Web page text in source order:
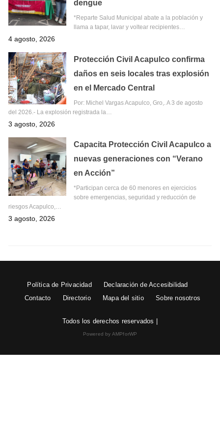
dengue
*Reparte Salud Municipal abate a la población y
llama a tapar, lavar y voltear recipientes…
4 agosto, 2026
Protección Civil Acapulco confirma
daños en seis locales tras explosión
en el Mercado Central
Por: Michel Vargas Acapulco, Gro,. A 3 de agosto
del 2026.- La explosión registrada la…
3 agosto, 2026
Capacita Protección Civil Acapulco a
nuevas generaciones con “Verano
en Acción”
*Participan cerca de 60 menores en ejercicios
sobre emergencias, seguridad y reducción de
riesgos Acapulco,…
3 agosto, 2026
Política de Privacidad
Declaración de Accesibilidad
Contacto
Directorio Mapa del sitio Sobre nosotros
Todos los derechos reservados |
Powered by AMPforWP